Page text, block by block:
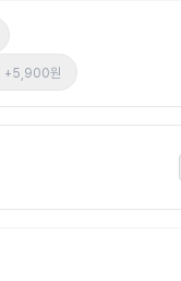
+5,900원